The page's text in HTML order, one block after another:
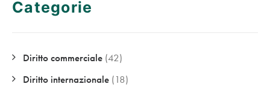
Categorie
Diritto commerciale (42)
Diritto internazionale (18)